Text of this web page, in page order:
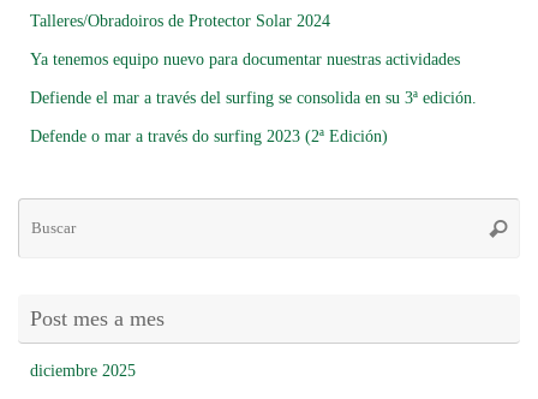
Talleres/Obradoiros de Protector Solar 2024
Ya tenemos equipo nuevo para documentar nuestras actividades
Defiende el mar a través del surfing se consolida en su 3ª edición.
Defende o mar a través do surfing 2023 (2ª Edición)
Post mes a mes
diciembre 2025